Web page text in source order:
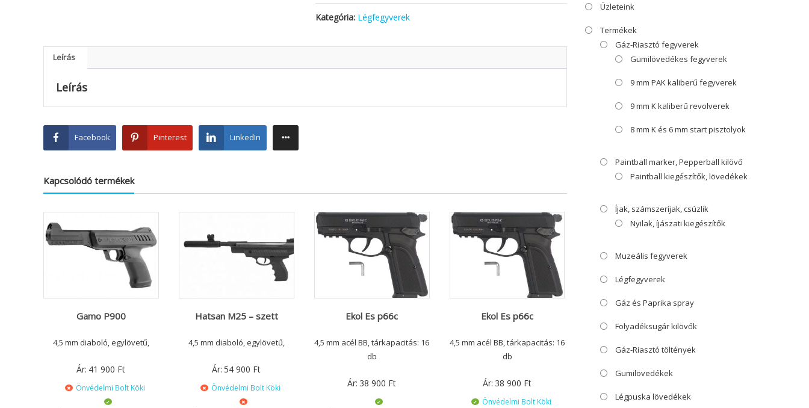
Kategória: Légfegyverek
Leírás
Leírás
Facebook Pinterest LinkedIn
Kapcsolódó termékek
Gamo P900
4,5 mm diaboló, egylövetű,
Ár: 41 900 Ft
Önvédelmi Bolt Köki
Hatsan M25 – szett
4,5 mm diaboló, egylövetű,
Ár: 54 900 Ft
Önvédelmi Bolt Köki
Ekol Es p66c
4,5 mm acél BB, tárkapacitás: 16
db
Ár: 38 900 Ft
Ekol Es p66c
4,5 mm acél BB, tárkapacitás: 16
db
Ár: 38 900 Ft
Önvédelmi Bolt Köki
Üzleteink
Termékek
Gáz-Riasztó fegyverek
Gumilövedékes fegyverek
9 mm PAK kaliberű fegyverek
9 mm K kaliberű revolverek
8 mm K és 6 mm start pisztolyok
Paintball marker, Pepperball kilövő
Paintball kiegészítők, lövedékek
Íjak, számszeríjak, csúzlik
Nyilak, íjászati kiegészítők
Muzeális fegyverek
Légfegyverek
Gáz és Paprika spray
Folyadéksugár kilövők
Gáz-Riasztó töltények
Gumilövedékek
Légpuska lövedékek